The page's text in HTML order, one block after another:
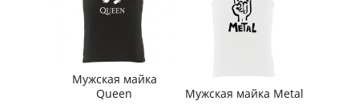
Мужская майка
Queen
Мужская майка Metal